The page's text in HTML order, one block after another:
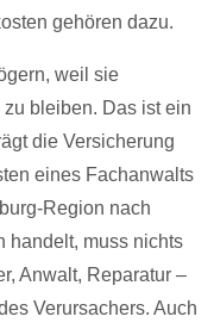
gehören dazu.
weil sie
bleiben. Das ist ein
die Versicherung
eines Fachanwalts
Region nach
handelt, muss nichts
Anwalt, Reparatur –
Verursachers. Auch